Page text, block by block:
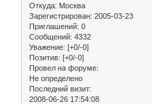
Откуда: Москва
Зарегистрирован: 2005-03-23
Приглашений: 0
Сообщений: 4332
Уважение: [+0/-0]
Позитив: [+0/-0]
Провел на форуме:
Не определено
Последний визит:
2008-06-26 17:54:08